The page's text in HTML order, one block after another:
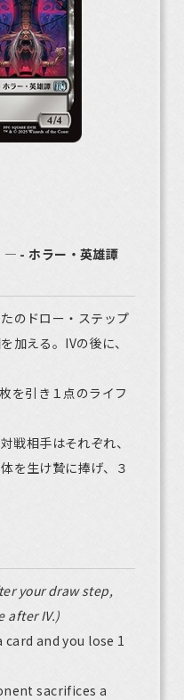
― - ホラー・英雄譚
のドロー・ステップ
加える。IVの後に、
を引き１点のライフ
相手はそれぞれ、
を生け贄に捧げ、３
your draw step,
after IV.)
and you lose 1
sacrifices a